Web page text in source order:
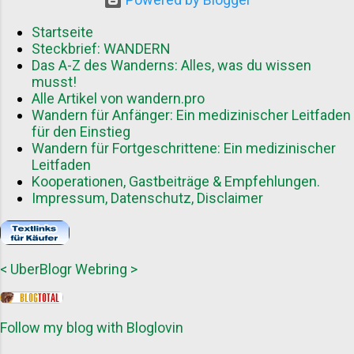
können Sie von mehreren Aspekten
durch Zugang zu einer neuen
Zielgruppe Aufbau von Autorität in der
Startseite
Steckbrief: WANDERN
Das A-Z des Wanderns: Alles, was du wissen
musst!
Alle Artikel von wandern.pro
Wandern für Anfänger: Ein medizinischer Leitfaden
für den Einstieg
Wandern für Fortgeschrittene: Ein medizinischer
Leitfaden
Kooperationen, Gastbeiträge & Empfehlungen.
Impressum, Datenschutz, Disclaimer
< UberBlogr Webring >
Follow my blog with Bloglovin